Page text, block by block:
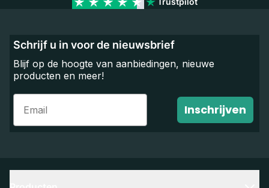
Schrijf u in voor de nieuwsbrief
Blijf op de hoogte van aanbiedingen, nieuwe
producten en meer!
Email
Inschrijven